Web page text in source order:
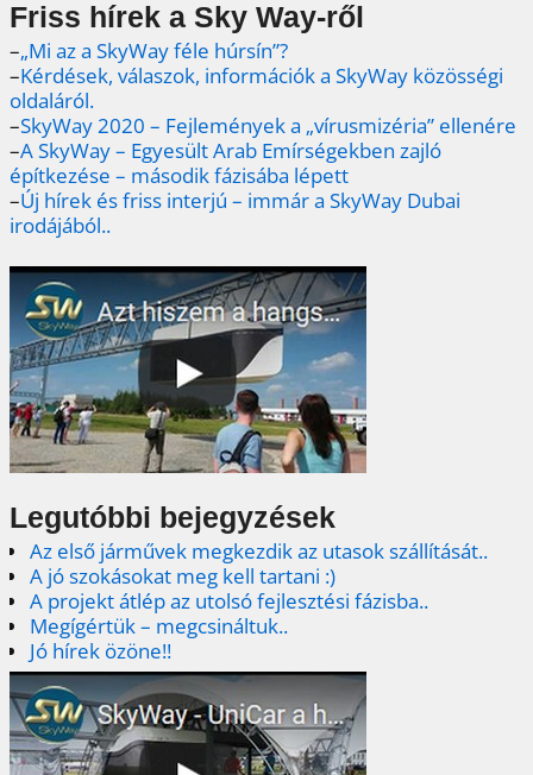
Friss hírek a Sky Way-ről
–„Mi az a SkyWay féle húrsín”?
–Kérdések, válaszok, információk a SkyWay közösségi
oldaláról.
–SkyWay 2020 – Fejlemények a „vírusmizéria” ellenére
–A SkyWay – Egyesült Arab Emírségekben zajló
építkezése – második fázisába lépett
–Új hírek és friss interjú – immár a SkyWay Dubai
irodájából..
Legutóbbi bejegyzések
Az első járművek megkezdik az utasok szállítását..
A jó szokásokat meg kell tartani :)
A projekt átlép az utolsó fejlesztési fázisba..
Megígértük – megcsináltuk..
Jó hírek özöne!!